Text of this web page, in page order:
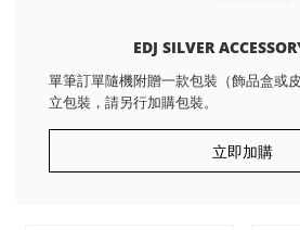
EDJ SILVER
單筆訂單隨機附贈一款包裝（飾品盒或
立包裝，請另行加購包裝。
立即加購